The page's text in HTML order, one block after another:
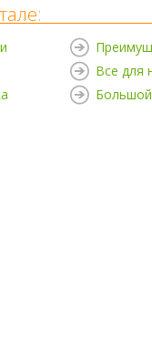
Все для
Большой